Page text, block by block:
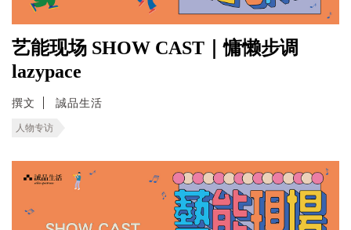
艺能现场 SHOW CAST｜慵懒步调
lazypace
撰文 誠品生活
人物专访